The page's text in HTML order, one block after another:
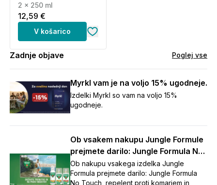
250 ml)
2 x 250 ml
12,59 €
V košarico
Zadnje objave Poglej vse
Myrkl vam je na voljo 15% ugodneje.
Izdelki Myrkl so vam na voljo 15%
ugodneje.
Ob vsakem nakupu Jungle Formule
prejmete darilo: Jungle Formula No
Touch repelent (125 ml)
Ob nakupu vsakega izdelka Jungle
Formula prejmete darilo: Jungle Formula
No Touch, repelent proti komarjem in